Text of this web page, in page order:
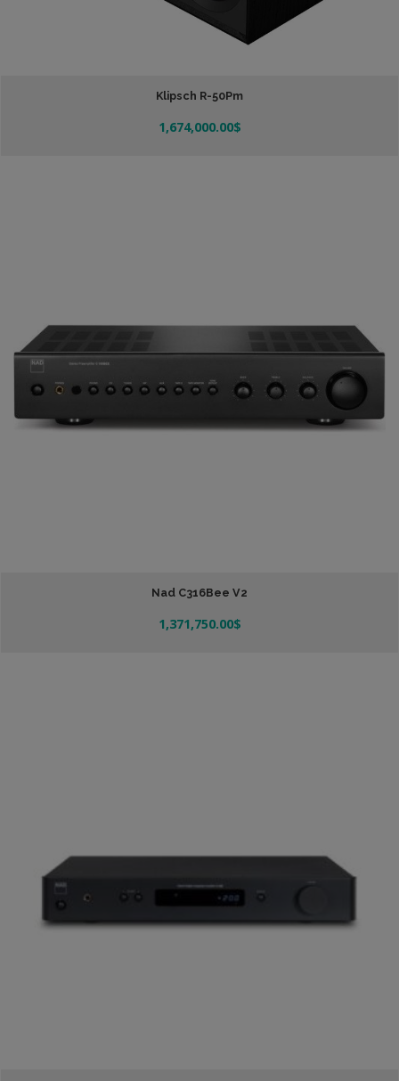
Klipsch R-50Pm
1,674,000.00$
Añadir Al Carrito
Nad C316Bee V2
1,371,750.00$
Añadir Al Carrito